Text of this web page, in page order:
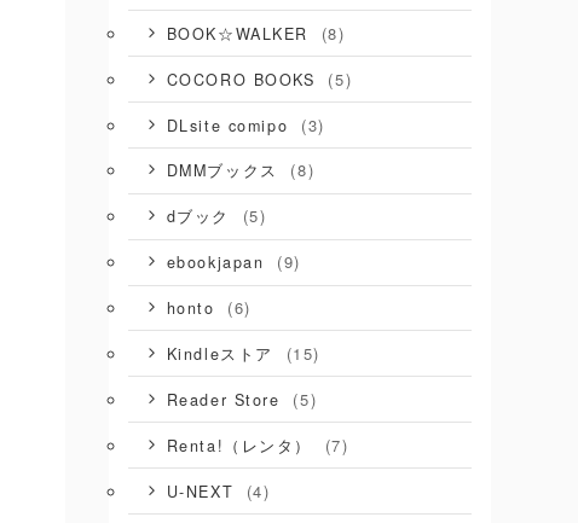
BOOK☆WALKER (8)
COCORO BOOKS (5)
DLsite comipo (3)
DMMブックス (8)
dブック (5)
ebookjapan (9)
honto (6)
Kindleストア (15)
Reader Store (5)
Renta!（レンタ） (7)
U-NEXT (4)